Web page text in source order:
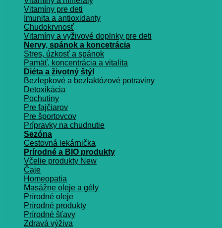
Vitamíny pre deti
Imunita a antioxidanty
Chudokrvnosť
Vitamíny a vyživové doplnky pre deti
Nervy, spánok a koncetrácia
Stres, úzkosť a spánok
Pamäť, koncentrácia a vitalita
Diéta a životný štýl
Bezlepkové a bezlaktózové potraviny
Detoxikácia
Pochutiny
Pre fajčiarov
Pre športovcov
Prípravky na chudnutie
Sezóna
Cestovná lekárnička
Prírodné a BIO produkty
Včelie produkty
Čaje
Homeopatia
Masážne oleje a gély
Prírodné oleje
Prírodné produkty
Prírodné šťavy
Zdravá výživa